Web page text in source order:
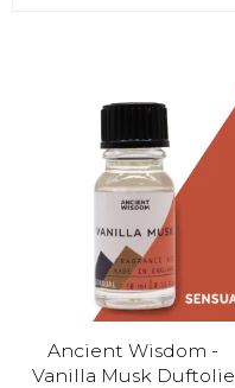
Ancient Wisdom -
Vanilla Musk Duftolie